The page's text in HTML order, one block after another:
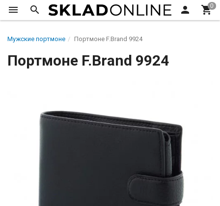
Мужские портмоне Портмоне F.Brand 9924
Портмоне F.Brand 9924